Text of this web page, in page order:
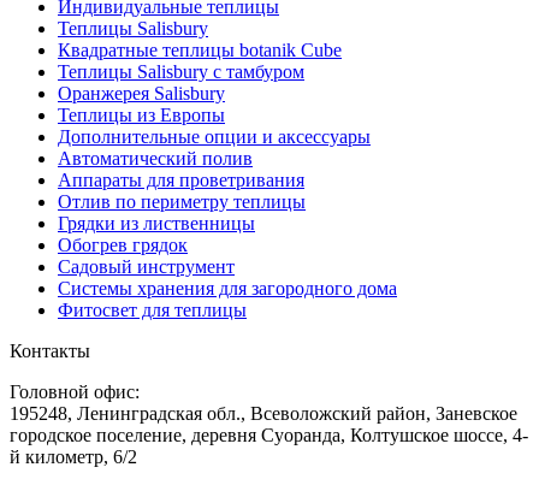
Индивидуальные теплицы
Теплицы Salisbury
Квадратные теплицы botanik Cube
Теплицы Salisbury с тамбуром
Оранжерея Salisbury
Теплицы из Европы
Дополнительные опции и аксессуары
Автоматический полив
Аппараты для проветривания
Отлив по периметру теплицы
Грядки из лиственницы
Обогрев грядок
Садовый инструмент
Системы хранения для загородного дома
Фитосвет для теплицы
Контакты
Головной офис:
195248, Ленинградская обл., Всеволожский район, Заневское
городское поселение, деревня Суоранда, Колтушское шоссе, 4-
й километр, 6/2